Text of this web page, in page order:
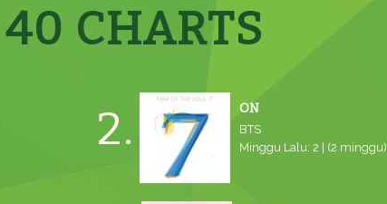
CHARTS
2. ON
BTS
Minggu Lalu: 2 | (2 minggu)